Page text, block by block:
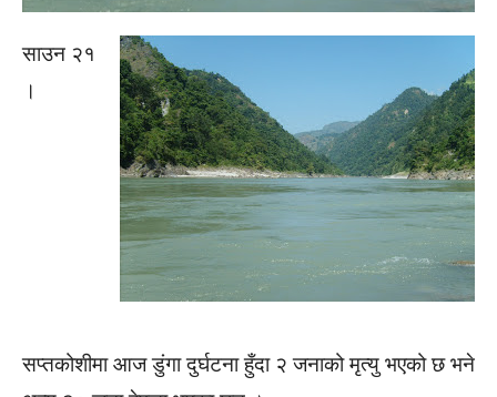
साउन २१
।
सप्तकोशीमा आज डुंगा दुर्घटना हुँदा २ जनाको मृत्यु भएको छ भने